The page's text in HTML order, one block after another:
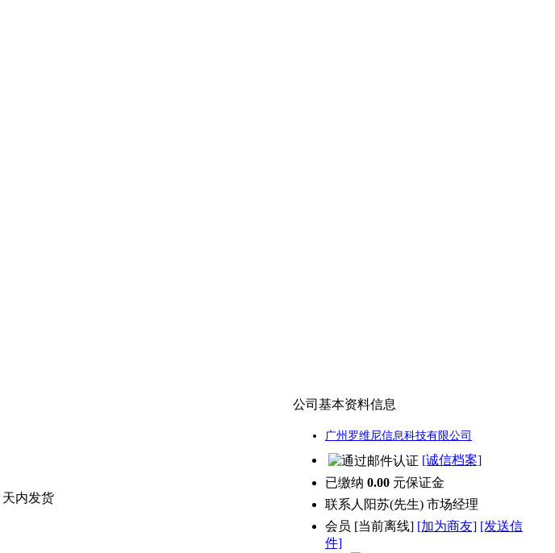
天内发货
公司基本资料信息
广州罗维尼信息科技有限公司
[诚信档案]
已缴纳 0.00 元保证金
联系人 阳苏(先生) 市场经理
会员 [当前离线] [加为商友] [发送信
件]